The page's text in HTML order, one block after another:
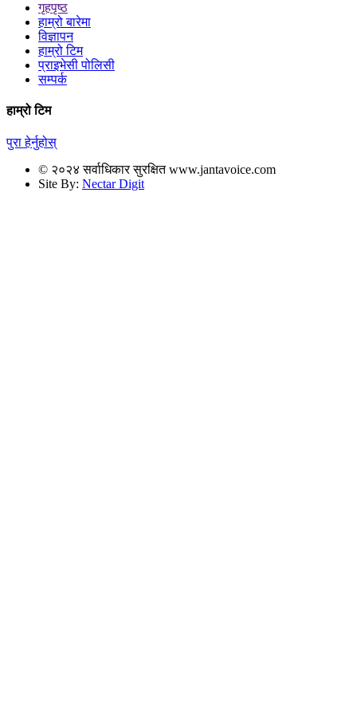
गृहपृष्ठ
हाम्रो बारेमा
विज्ञापन
हाम्रो टिम
प्राइभेसी पोलिसी
सम्पर्क
हाम्रो टिम
पुरा हेर्नुहोस्
© २०२४ सर्वाधिकार सुरक्षित www.jantavoice.com
Site By: Nectar Digit